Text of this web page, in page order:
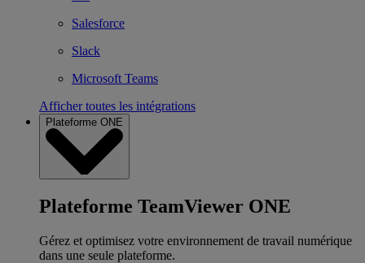
Salesforce
Slack
Microsoft Teams
Afficher toutes les intégrations
Plateforme ONE
Plateforme TeamViewer ONE
Gérez et optimisez votre environnement de travail numérique
dans une seule plateforme.